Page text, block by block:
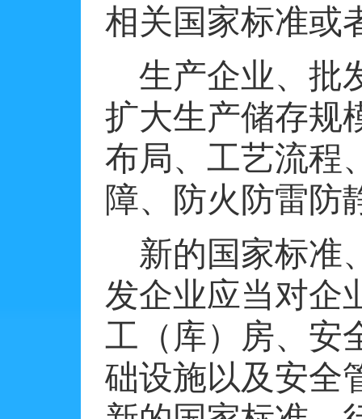
相关国家标准或
生产企业、批
扩大生产储存规
布局、工艺流程
障、防火防雷防
新的国家标准
发企业应当对企
工（库）房、安
础设施以及安全